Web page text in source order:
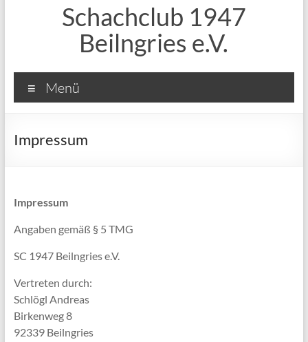
Schachclub 1947
Beilngries e.V.
Menü
Impressum
Impressum
Angaben gemäß § 5 TMG
SC 1947 Beilngries e.V.
Vertreten durch:
Schlögl Andreas
Birkenweg 8
92339 Beilngries